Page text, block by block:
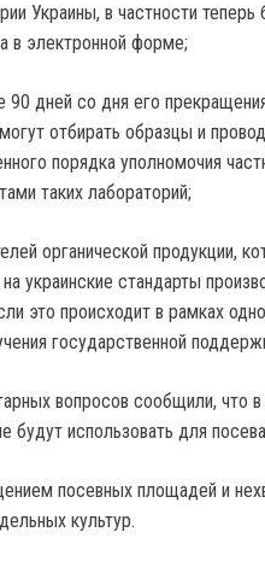
Украины, в частности
в электронной форме;
90 дней со дня его
отбирать образцы и
порядка уполномочия
таких лабораторий;
органической продукции,
украинские стандарты
это происходит в рамках
государственной
вопросов сообщили, что
будут использовать для
посевных площадей и
культур.